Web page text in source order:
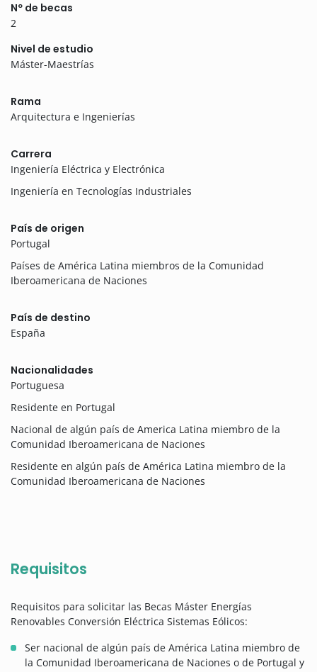
Nº de becas
2
Nivel de estudio
Máster-Maestrías
Rama
Arquitectura e Ingenierías
Carrera
Ingeniería Eléctrica y Electrónica
Ingeniería en Tecnologías Industriales
País de origen
Portugal
Países de América Latina miembros de la Comunidad
Iberoamericana de Naciones
País de destino
España
Nacionalidades
Portuguesa
Residente en Portugal
Nacional de algún país de America Latina miembro de la
Comunidad Iberoamericana de Naciones
Residente en algún país de América Latina miembro de la
Comunidad Iberoamericana de Naciones
Requisitos
Requisitos para solicitar las Becas Máster Energías
Renovables Conversión Eléctrica Sistemas Eólicos:
Ser nacional de algún país de América Latina miembro de
la Comunidad Iberoamericana de Naciones o de Portugal y